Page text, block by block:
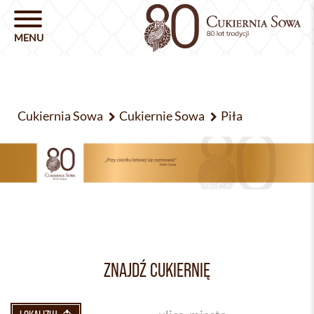
Cukiernia Sowa Cukiernie Sowa Piła
ZNAJDŹ CUKIERNIĘ